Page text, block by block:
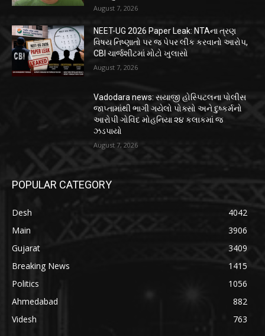
August 7, 2026
NEET-UG 2026 Paper Leak: NTAના ત્રણ
વિષય નિષ્ણાતો પર જ પેપર લીક કરવાનો આરોપ,
CBI ચાર્જશીટમાં મોટો ખુલાસો
August 7, 2026
Vadodara news: સયાજી હોસ્પિટલના પોલીસ
જાપ્તામાંથી ભાગી ગયેલો પોક્સો અને દુષ્કર્મનો
આરોપી ગોવિંદ મોહનિયા ૨૪ કલાકમાં જ
ઝડપાયો
August 7, 2026
POPULAR CATEGORY
Desh
4042
Main
3906
Gujarat
3409
Breaking News
1415
Politics
1056
Ahmedabad
882
Videsh
763